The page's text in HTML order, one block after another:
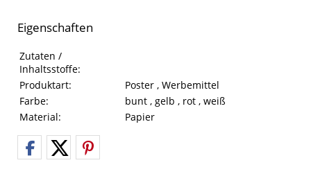
Eigenschaften
Eigenschaften des Produkts
Eigenschaft
Zutaten /
Inhaltsstoffe:
Produktart:
Poster , Werbemittel
Farbe:
bunt , gelb , rot , weiß
Material:
Papier